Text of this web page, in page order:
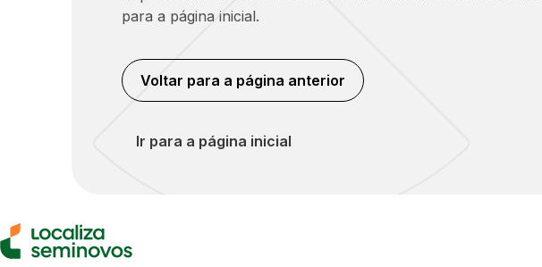
para a página inicial.
Voltar para a página anterior
Ir para a página inicial